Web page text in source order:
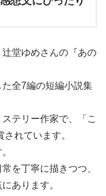
堂ゆめさんの『あの
全7編の短編小説集
テリー作家で、「こ
れています。
を丁寧に描きつつ、
あります。